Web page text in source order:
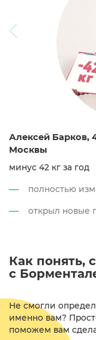
Алексей Барков,
Москвы
минус 42 кг за год
полностью
открыл новые
Как понять,
с
Не смогли
именно вам?
поможем вам